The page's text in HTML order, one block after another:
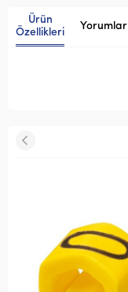
Ürün
Özellikleri
Yorumlar